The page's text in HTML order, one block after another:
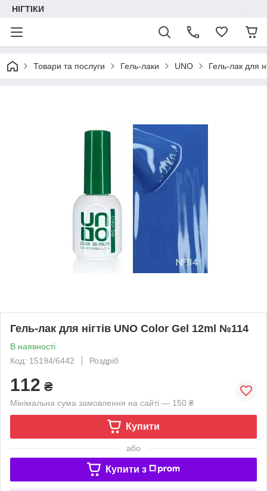
НІГТІКИ
Товари та послуги Гель-лаки UNO Гель-лак для
Гель-лак для нігтів UNO Color Gel 12ml №114
В наявності
Код: 15194/6442
Роздріб
112 ₴
Мінімальна сума замовлення на сайті — 150 ₴
Купити
або
Купити з